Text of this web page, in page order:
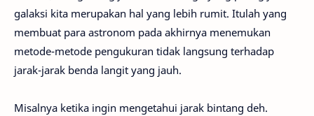
galaksi kita merupakan hal yang lebih rumit. Itulah yang
membuat para astronom pada akhirnya menemukan
metode-metode pengukuran tidak langsung terhadap
jarak-jarak benda langit yang jauh.
Misalnya ketika ingin mengetahui jarak bintang deh.